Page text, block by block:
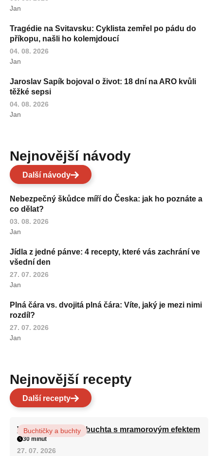
Jan
Tragédie na Svitavsku: Cyklista zemřel po pádu do
příkopu, našli ho kolemjdoucí
04. 08. 2026
Jan
Jaroslav Sapík bojoval o život: 18 dní na ARO kvůli
těžké sepsi
04. 08. 2026
Jan
Nejnovější návody
Další návody
Nebezpečný škůdce míří do Česka: jak ho poznáte a
co dělat?
03. 08. 2026
Jan
Jídla z jedné pánve: 4 recepty, které vás zachrání ve
všední den
27. 07. 2026
Jan
Plná čára vs. dvojitá plná čára: Víte, jaký je mezi nimi
rozdíl?
27. 07. 2026
Jan
Nejnovější recepty
Další recepty
Vláčná olejová litá buchta s mramorovým efektem
Buchtičky a buchty
30 minut
27. 07. 2026